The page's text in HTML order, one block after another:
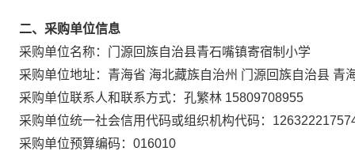
二、采购单位信息
采购单位名称： 门源回族自治县青石嘴镇寄宿制小学
采购单位地址： 青海省 海北藏族自治州 门源回族自治县 青
采购单位联系人和联系方式： 孔繁林 15809708955
采购单位统一社会信用代码或组织机构代码：
采购单位预算编码： 016010